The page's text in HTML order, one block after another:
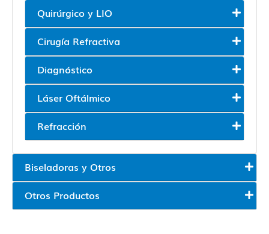
Quirúrgico y LIO
Cirugía Refractiva
Diagnóstico
Láser Oftálmico
Refracción
Biseladoras y Otros
Otros Productos